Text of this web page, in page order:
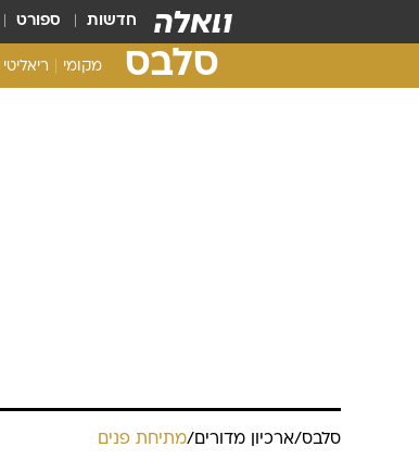
חדשות ספורט
סלבס מקומי ריאליטי
סלבס/ארכיון מדורים/מתיחת פנים